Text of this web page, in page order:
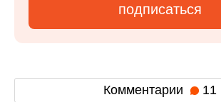
подписаться
Комментарии 11